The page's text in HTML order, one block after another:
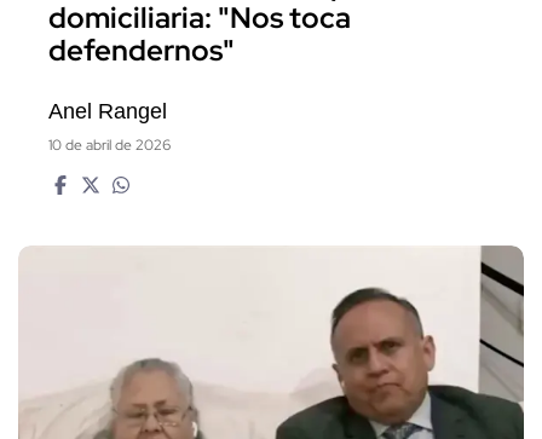
domiciliaria: "Nos toca
defendernos"
Anel Rangel
10 de abril de 2026